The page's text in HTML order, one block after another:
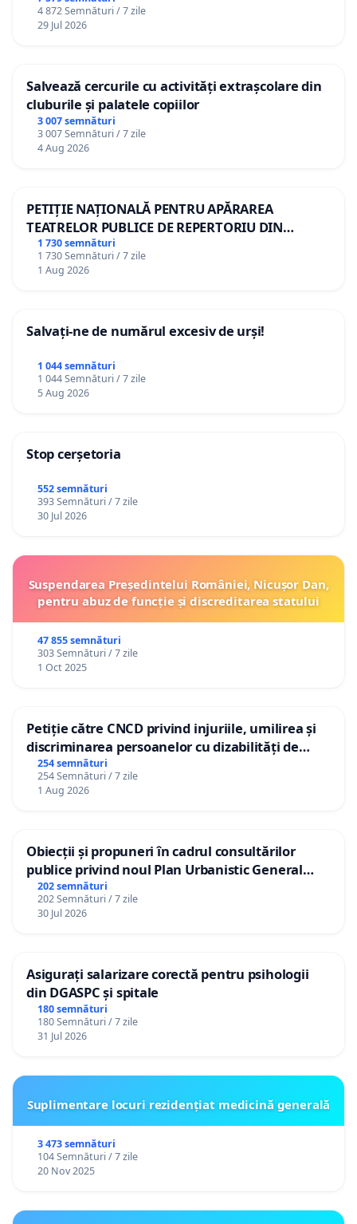
4 872 Semnături / 7 zile
29 Jul 2026
Salvează cercurile cu activități extrașcolare din
cluburile și palatele copiilor
3 007 semnături
3 007 Semnături / 7 zile
4 Aug 2026
PETIȚIE NAȚIONALĂ PENTRU APĂRAREA
TEATRELOR PUBLICE DE REPERTORIU DIN
ROMÂNIA
1 730 semnături
1 730 Semnături / 7 zile
1 Aug 2026
Salvați-ne de numărul excesiv de urși!
1 044 semnături
1 044 Semnături / 7 zile
5 Aug 2026
Stop cerșetoria
552 semnături
393 Semnături / 7 zile
30 Jul 2026
Suspendarea Președintelui României, Nicușor Dan,
pentru abuz de funcție și discreditarea statului
47 855 semnături
303 Semnături / 7 zile
1 Oct 2025
Petiție către CNCD privind injuriile, umilirea și
discriminarea persoanelor cu dizabilități de
către utilizatorul TikTok „Gorici”
254 semnături
254 Semnături / 7 zile
1 Aug 2026
Obiecții și propuneri în cadrul consultărilor
publice privind noul Plan Urbanistic General
(PUG) Ialoveni
202 semnături
202 Semnături / 7 zile
30 Jul 2026
Asigurați salarizare corectă pentru psihologii
din DGASPC și spitale
180 semnături
180 Semnături / 7 zile
31 Jul 2026
Suplimentare locuri rezidențiat medicină generală
3 473 semnături
104 Semnături / 7 zile
20 Nov 2025